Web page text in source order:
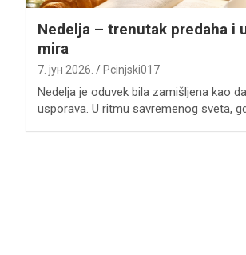
Nedelja – trenutak predaha i
mira
7. јун 2026. Pcinjski017
Nedelja je oduvek bila zamišljena kao
usporava. U ritmu savremenog sveta,